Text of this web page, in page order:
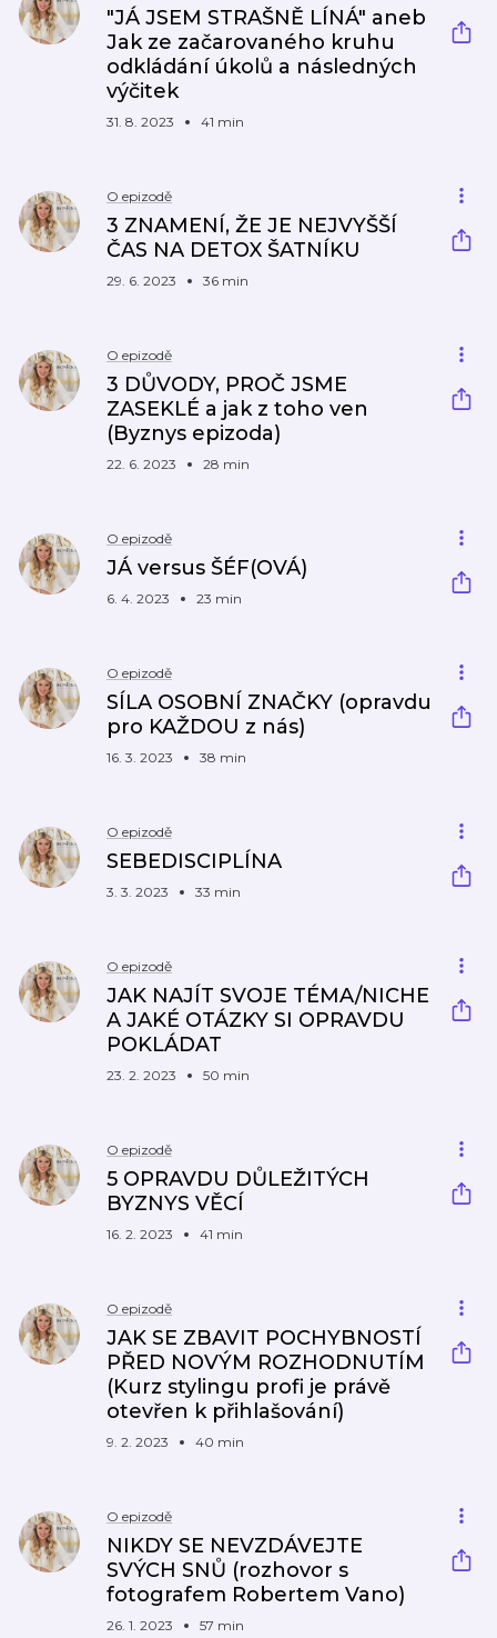
"JÁ JSEM STRAŠNĚ LÍNÁ" aneb
Jak ze začarovaného kruhu
odkládání úkolů a následných
výčitek
31. 8. 2023 41 min
O epizodě
3 ZNAMENÍ, ŽE JE NEJVYŠŠÍ
ČAS NA DETOX ŠATNÍKU
29. 6. 2023 36 min
O epizodě
3 DŮVODY, PROČ JSME
ZASEKLÉ a jak z toho ven
(Byznys epizoda)
22. 6. 2023 28 min
O epizodě
JÁ versus ŠÉF(OVÁ)
6. 4. 2023 23 min
O epizodě
SÍLA OSOBNÍ ZNAČKY (opravdu
pro KAŽDOU z nás)
16. 3. 2023 38 min
O epizodě
SEBEDISCIPLÍNA
3. 3. 2023 33 min
O epizodě
JAK NAJÍT SVOJE TÉMA/NICHE
A JAKÉ OTÁZKY SI OPRAVDU
POKLÁDAT
23. 2. 2023 50 min
O epizodě
5 OPRAVDU DŮLEŽITÝCH
BYZNYS VĚCÍ
16. 2. 2023 41 min
O epizodě
JAK SE ZBAVIT POCHYBNOSTÍ
PŘED NOVÝM ROZHODNUTÍM
(Kurz stylingu profi je právě
otevřen k přihlašování)
9. 2. 2023 40 min
O epizodě
NIKDY SE NEVZDÁVEJTE
SVÝCH SNŮ (rozhovor s
fotografem Robertem Vano)
26. 1. 2023 57 min